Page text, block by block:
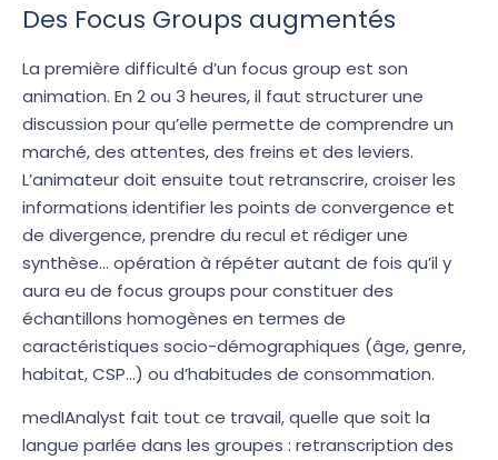
Des Focus Groups augmentés
La première difficulté d’un focus group est son
animation. En 2 ou 3 heures, il faut structurer une
discussion pour qu’elle permette de comprendre un
marché, des attentes, des freins et des leviers.
L’animateur doit ensuite tout retranscrire, croiser les
informations identifier les points de convergence et
de divergence, prendre du recul et rédiger une
synthèse… opération à répéter autant de fois qu’il y
aura eu de focus groups pour constituer des
échantillons homogènes en termes de
caractéristiques socio-démographiques (âge, genre,
habitat, CSP…) ou d’habitudes de consommation.
medIAnalyst fait tout ce travail, quelle que soit la
langue parlée dans les groupes : retranscription des